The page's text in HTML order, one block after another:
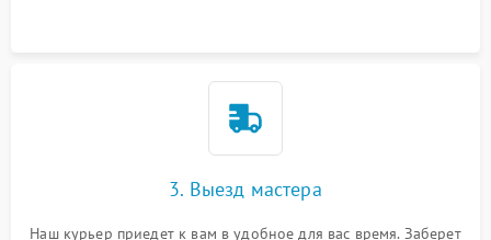
3. Выезд мастера
Наш курьер приедет к вам в удобное для вас время. Заберет